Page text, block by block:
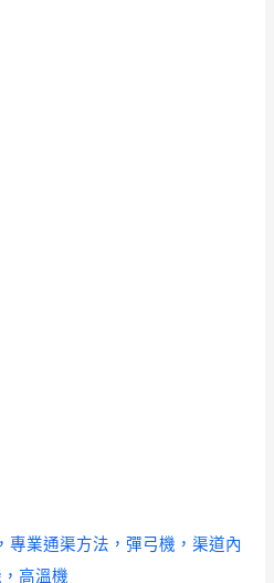
專業通渠方法，彈弓機，渠道內
高溫機